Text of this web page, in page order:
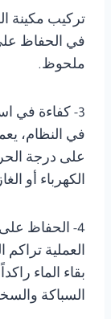
تركيب مكينة
في الحفاظ
ملحوظ.
3- كفاءة في
في النظام،
على درجة
الكهرباء أو
4- الحفاظ
العملية
بقاء الماء
السباكة